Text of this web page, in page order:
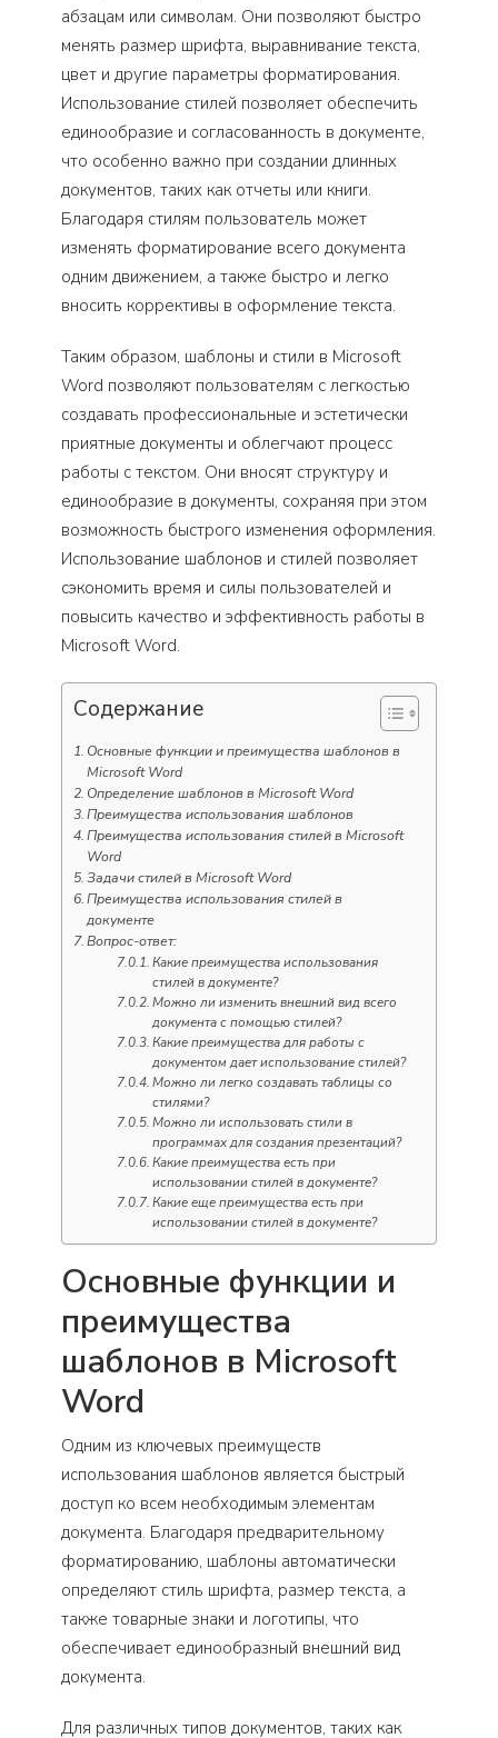
абзацам или символам. Они позволяют быстро
менять размер шрифта, выравнивание текста,
цвет и другие параметры форматирования.
Использование стилей позволяет обеспечить
единообразие и согласованность в документе,
что особенно важно при создании длинных
документов, таких как отчеты или книги.
Благодаря стилям пользователь может
изменять форматирование всего документа
одним движением, а также быстро и легко
вносить коррективы в оформление текста.
Таким образом, шаблоны и стили в Microsoft
Word позволяют пользователям с легкостью
создавать профессиональные и эстетически
приятные документы и облегчают процесс
работы с текстом. Они вносят структуру и
единообразие в документы, сохраняя при этом
возможность быстрого изменения оформления.
Использование шаблонов и стилей позволяет
сэкономить время и силы пользователей и
повысить качество и эффективность работы в
Microsoft Word.
Содержание
Основные функции и преимущества шаблонов в
Microsoft Word
Определение шаблонов в Microsoft Word
Преимущества использования шаблонов
Преимущества использования стилей в Microsoft
Word
Задачи стилей в Microsoft Word
Преимущества использования стилей в
документе
Вопрос-ответ:
Какие преимущества использования
стилей в документе?
Можно ли изменить внешний вид всего
документа с помощью стилей?
Какие преимущества для работы с
документом дает использование стилей?
Можно ли легко создавать таблицы со
стилями?
Можно ли использовать стили в
программах для создания презентаций?
Какие преимущества есть при
использовании стилей в документе?
Какие еще преимущества есть при
использовании стилей в документе?
Основные функции и
преимущества
шаблонов в Microsoft
Word
Одним из ключевых преимуществ
использования шаблонов является быстрый
доступ ко всем необходимым элементам
документа. Благодаря предварительному
форматированию, шаблоны автоматически
определяют стиль шрифта, размер текста, а
также товарные знаки и логотипы, что
обеспечивает единообразный внешний вид
документа.
Для различных типов документов, таких как